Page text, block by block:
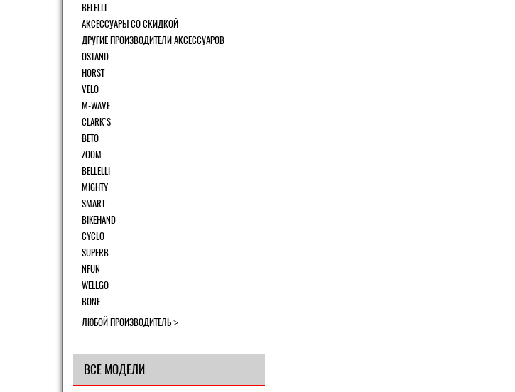
BELELLI
АКСЕССУАРЫ СО СКИДКОЙ
ДРУГИЕ ПРОИЗВОДИТЕЛИ АКСЕССУАРОВ
OSTAND
HORST
VELO
M-WAVE
CLARK`S
BETO
ZOOM
BELLELLI
MIGHTY
SMART
BIKEHAND
CYCLO
SUPERB
NFUN
WELLGO
BONE
ЛЮБОЙ ПРОИЗВОДИТЕЛЬ
ВСЕ МОДЕЛИ